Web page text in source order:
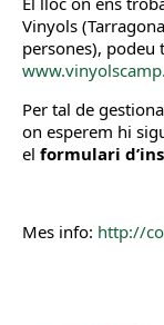
Vinyols
persones), podeu
Per tal de
on esperem hi
el formulari
Mes info: http://